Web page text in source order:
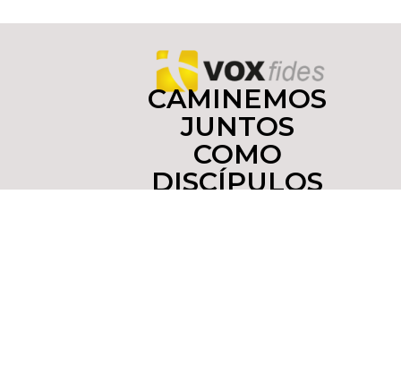
CAMINEMOS
JUNTOS
COMO
DISCÍPULOS